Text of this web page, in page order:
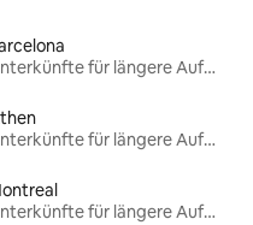
Unterkünfte für längere Aufenthalte
Unterkünfte für längere Aufenthalte
Unterkünfte für längere Aufenthalte